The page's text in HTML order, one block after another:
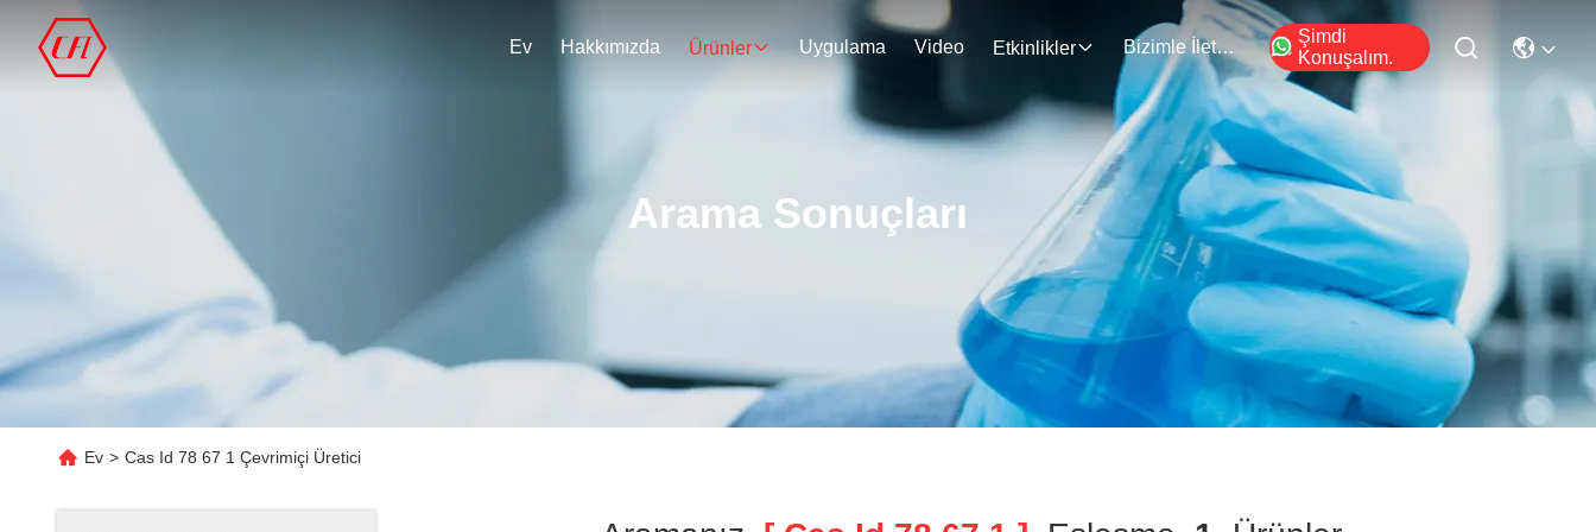
Ev Hakkımızda Ürünler Uygulama Video Etkinlikler Bizimle İletişim
Şimdi
Konuşalım.
Arama Sonuçları
Ev > Cas Id 78 67 1 Çevrimiçi Üretici